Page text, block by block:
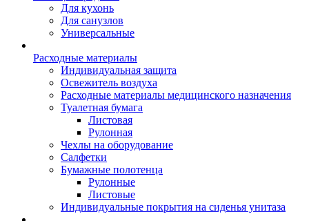
Для кухонь
Для санузлов
Универсальные
Расходные материалы
Индивидуальная защита
Освежитель воздуха
Расходные материалы медицинского назначения
Туалетная бумага
Листовая
Рулонная
Чехлы на оборудование
Салфетки
Бумажные полотенца
Рулонные
Листовые
Индивидуальные покрытия на сиденья унитаза